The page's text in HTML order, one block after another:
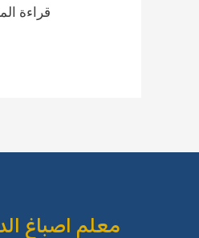
رقم
قراءة
معلم اصباغ